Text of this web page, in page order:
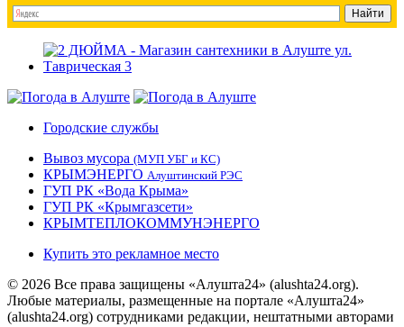
Городские службы
Вывоз мусора (МУП УБГ и КС)
КРЫМЭНЕРГО Алуштинский РЭС
ГУП РК «Вода Крыма»
ГУП РК «Крымгазсети»
КРЫМТЕПЛОКОММУНЭНЕРГО
Купить это рекламное место
© 2026 Все права защищены «Алушта24» (alushta24.org).
Любые материалы, размещенные на портале «Алушта24»
(alushta24.org) сотрудниками редакции, нештатными авторами